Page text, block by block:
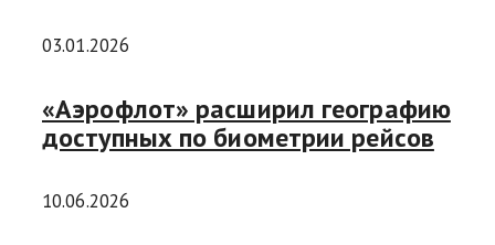
03.01.2026
«Аэрофлот» расширил географию
доступных по биометрии рейсов
10.06.2026